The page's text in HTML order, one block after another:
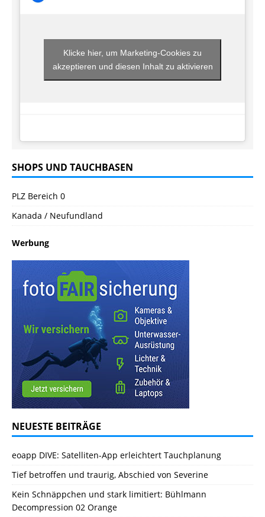
Klicke hier, um Marketing-Cookies zu
akzeptieren und diesen Inhalt zu aktivieren
SHOPS UND TAUCHBASEN
PLZ Bereich 0
Kanada / Neufundland
Werbung
NEUESTE BEITRÄGE
eoapp DIVE: Satelliten-App erleichtert Tauchplanung
Tief betroffen und traurig, Abschied von Severine
Kein Schnäppchen und stark limitiert: Bühlmann
Decompression 02 Orange